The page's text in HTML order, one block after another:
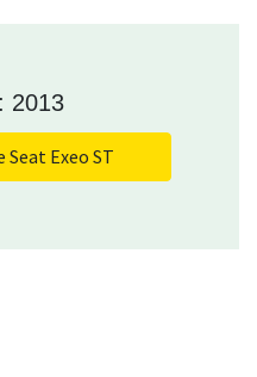
2013
Seat Exeo ST